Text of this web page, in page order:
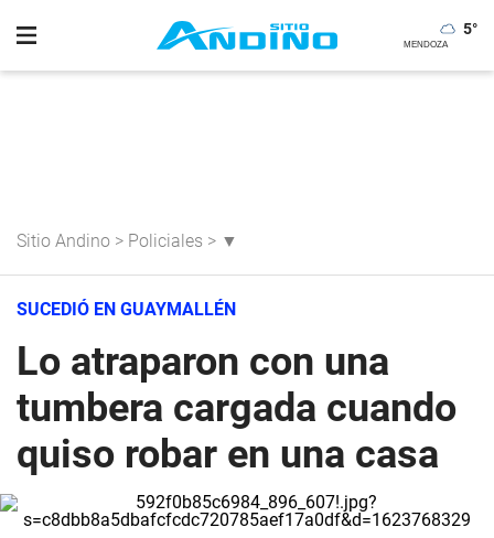
5°
Sitio Andino > Policiales > ▼
SUCEDIÓ EN GUAYMALLÉN
Lo atraparon con una
tumbera cargada cuando
quiso robar en una casa